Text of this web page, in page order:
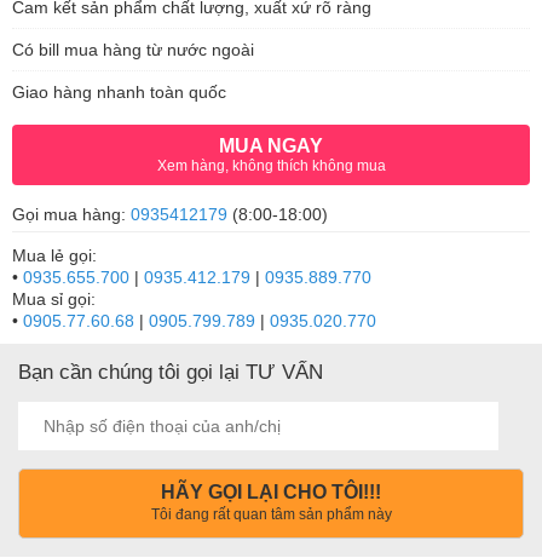
Cam kết sản phẩm chất lượng, xuất xứ rõ ràng
Có bill mua hàng từ nước ngoài
Giao hàng nhanh toàn quốc
MUA NGAY
Xem hàng, không thích không mua
Gọi mua hàng: 0935412179 (8:00-18:00)
Mua lẻ gọi:
• 0935.655.700 | 0935.412.179 | 0935.889.770
Mua sỉ gọi:
• 0905.77.60.68 | 0905.799.789 | 0935.020.770
Bạn cần chúng tôi gọi lại TƯ VẤN
HÃY GỌI LẠI CHO TÔI!!!
Tôi đang rất quan tâm sản phẩm này